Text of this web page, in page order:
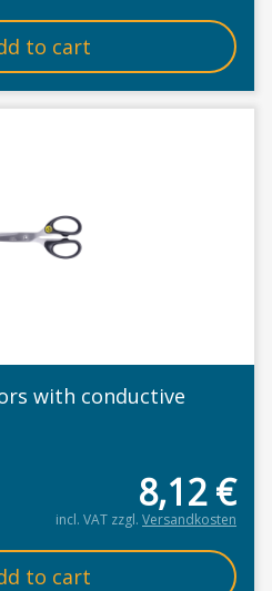
to cart
with conductive
8,12€
incl. VAT zzgl. Versandkosten
to cart